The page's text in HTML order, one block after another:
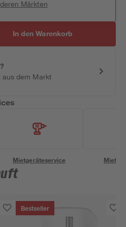
Märkten
In den Warenkorb
aus dem Markt
Mietgeräteservice
Bestseller